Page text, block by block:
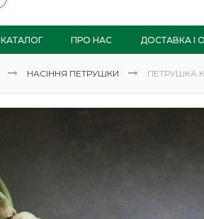
КАТАЛОГ ПРО НАС ДОСТАВКА І
НАСІННЯ ПЕТРУШКИ ПЕТРУШКА